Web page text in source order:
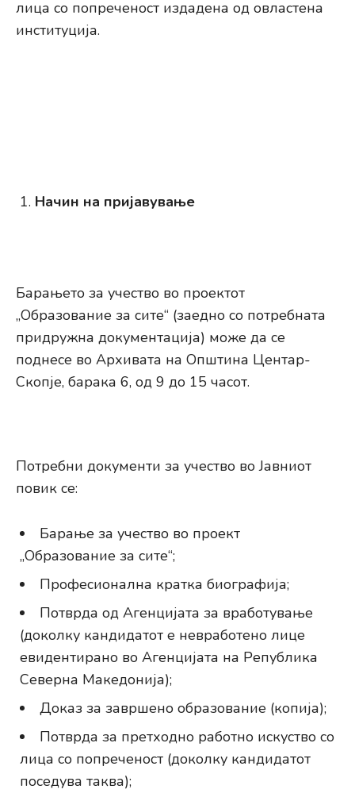
лица со попреченост издадена од овластена
институција.
Начин на пријавување
Барањето за учество во проектот
„Образование за сите“ (заедно со потребната
придружна документација) може да се
поднесе во Архивата на Општина Центар-
Скопје, барака 6, од 9 до 15 часот.
Потребни документи за учество во Јавниот
повик се:
Барање за учество во проект
„Образование за сите“;
Професионална кратка биографија;
Потврда од Агенцијата за вработување
(доколку кандидатот е невработено лице
евидентирано во Агенцијата на Република
Северна Македонија);
Доказ за завршено образование (копија);
Потврда за претходно работно искуство со
лица со попреченост (доколку кандидатот
поседува таква);